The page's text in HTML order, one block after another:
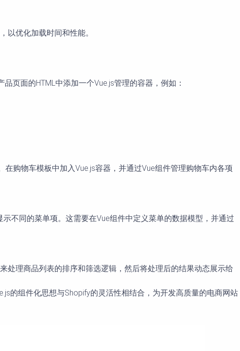
以优化加载时间和性能。
页面的HTML中添加一个Vue.js管理的容器，例如：
购物车模板中加入Vue.js容器，并通过Vue组件管理购物车内各项
不同的菜单项。这需要在Vue组件中定义菜单的数据模型，并通过
处理商品列表的排序和筛选逻辑，然后将处理后的结果动态展示给
的组件化思想与Shopify的灵活性相结合，为开发高质量的电商网站